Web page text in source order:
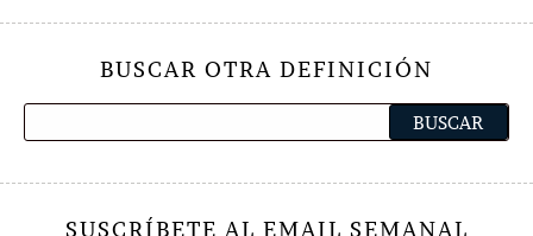
BUSCAR OTRA DEFINICIÓN
SUSCRÍBETE AL EMAIL SEMANAL